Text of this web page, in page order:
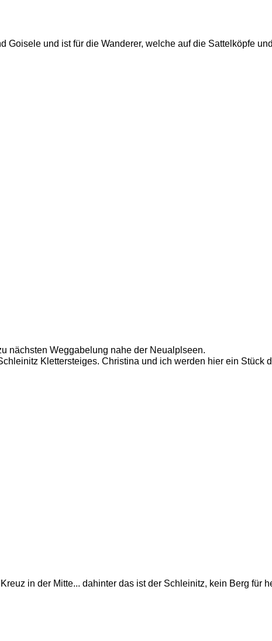
Goisele und ist für die Wanderer, welche auf die Sattelköpfe
nächsten Weggabelung nahe der Neualplseen.
Klettersteiges. Christina und ich werden hier ein Stück
in der Mitte... dahinter das ist der Schleinitz, kein Berg für